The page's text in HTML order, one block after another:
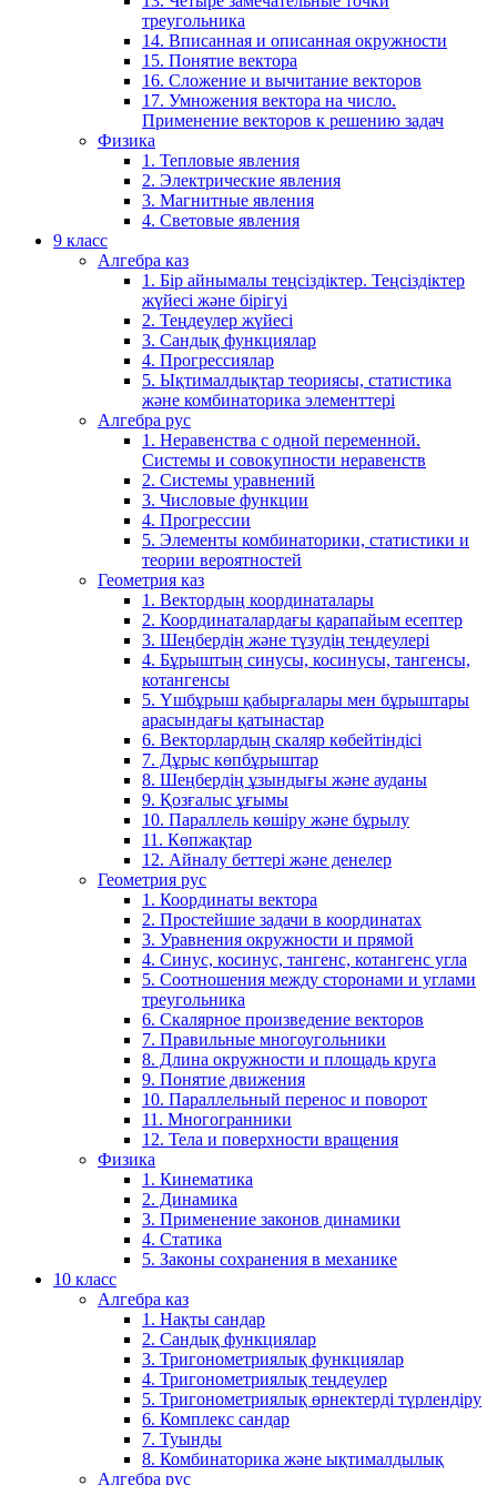
треугольника
14. Вписанная и описанная окружности
15. Понятие вектора
16. Сложение и вычитание векторов
17. Умножения вектора на число.
Применение векторов к решению задач
Физика
1. Тепловые явления
2. Электрические явления
3. Магнитные явления
4. Световые явления
9 класс
Алгебра каз
1. Бір айнымалы теңсіздіктер. Теңсіздіктер
жүйесі және бірігуі
2. Теңдеулер жүйесі
3. Сандық функциялар
4. Прогрессиялар
5. Ықтималдықтар теориясы, статистика
және комбинаторика элементтері
Алгебра рус
1. Неравенства с одной переменной.
Системы и совокупности неравенств
2. Системы уравнений
3. Числовые функции
4. Прогрессии
5. Элементы комбинаторики, статистики и
теории вероятностей
Геометрия каз
1. Вектордың координаталары
2. Координаталардағы қарапайым есептер
3. Шеңбердің және түзудің теңдеулері
4. Бұрыштың синусы, косинусы, тангенсы,
котангенсы
5. Үшбұрыш қабырғалары мен бұрыштары
арасындағы қатынастар
6. Векторлардың скаляр көбейтіндісі
7. Дұрыс көпбұрыштар
8. Шеңбердің ұзындығы және ауданы
9. Қозғалыс ұғымы
10. Параллель көшіру және бұрылу
11. Көпжақтар
12. Айналу беттері және денелер
Геометрия рус
1. Координаты вектора
2. Простейшие задачи в координатах
3. Уравнения окружности и прямой
4. Синус, косинус, тангенс, котангенс угла
5. Соотношения между сторонами и углами
треугольника
6. Скалярное произведение векторов
7. Правильные многоугольники
8. Длина окружности и площадь круга
9. Понятие движения
10. Параллельный перенос и поворот
11. Многогранники
12. Тела и поверхности вращения
Физика
1. Кинематика
2. Динамика
3. Применение законов динамики
4. Статика
5. Законы сохранения в механике
10 класс
Алгебра каз
1. Нақты сандар
2. Сандық функциялар
3. Тригонометриялық функциялар
4. Тригонометриялық теңдеулер
5. Тригонометриялық өрнектерді түрлендіру
6. Комплекс сандар
7. Туынды
8. Комбинаторика және ықтималдылық
Алгебра рус